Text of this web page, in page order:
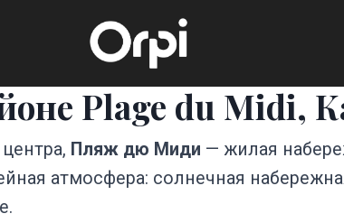
Plage du Midi,
Пляж дю Миди — жилая
атмосфера: солнечная